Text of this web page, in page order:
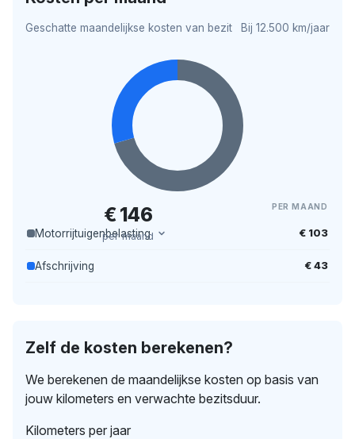
Geschatte maandelijkse kosten van bezit Bij 12.500 km/jaar
€ 146
per maand
PER MAAND
Motorrijtuigenbelasting € 103
Afschrijving € 43
Zelf de kosten berekenen?
We berekenen de maandelijkse kosten op basis van
jouw kilometers en verwachte bezitsduur.
Kilometers per jaar